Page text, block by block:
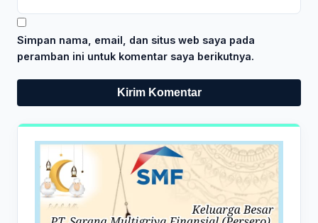
Simpan nama, email, dan situs web saya pada
peramban ini untuk komentar saya berikutnya.